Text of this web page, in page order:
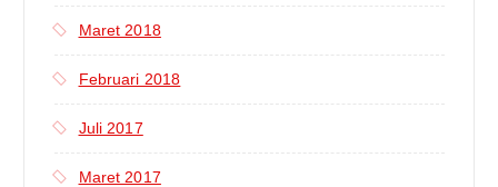
Maret 2018
Februari 2018
Juli 2017
Maret 2017